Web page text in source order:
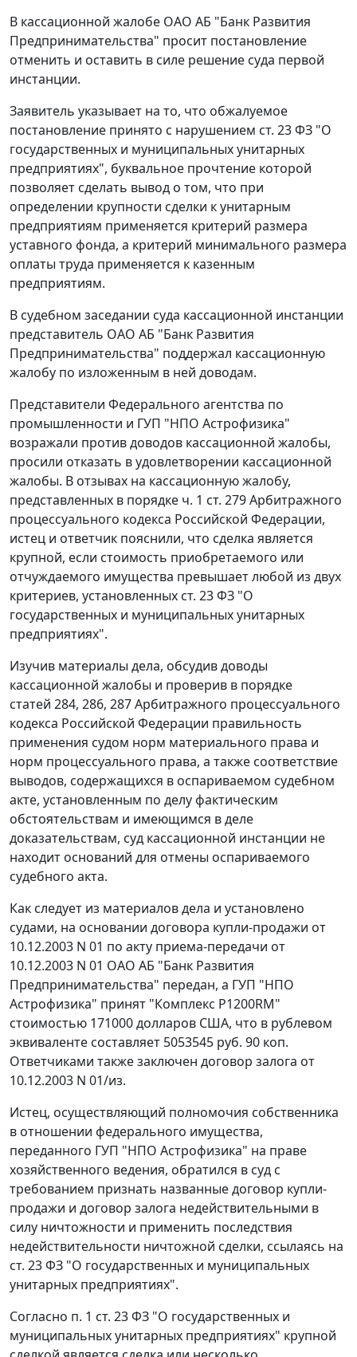
В кассационной жалобе ОАО АБ "Банк Развития
Предпринимательства" просит постановление
отменить и оставить в силе решение суда первой
инстанции.
Заявитель указывает на то, что обжалуемое
постановление принято с нарушением ст. 23ФЗ "О
государственных и муниципальных унитарных
предприятиях", буквальное прочтение которой
позволяет сделать вывод о том, что при
определении крупности сделки к унитарным
предприятиям применяется критерий размера
уставного фонда, а критерий минимального размера
оплаты труда применяется к казенным
предприятиям.
В судебном заседании суда кассационной инстанции
представитель ОАО АБ "Банк Развития
Предпринимательства" поддержал кассационную
жалобу по изложенным в ней доводам.
Представители Федерального агентства по
промышленности и ГУП "НПО Астрофизика"
возражали против доводов кассационной жалобы,
просили отказать в удовлетворении кассационной
жалобы. В отзывах на кассационную жалобу,
представленных в порядке ч. 1 ст. 279Арбитражного
процессуального кодекса Российской Федерации,
истец и ответчик пояснили, что сделка является
крупной, если стоимость приобретаемого или
отчуждаемого имущества превышает любой из двух
критериев, установленных ст. 23ФЗ "О
государственных и муниципальных унитарных
предприятиях".
Изучив материалы дела, обсудив доводы
кассационной жалобы и проверив в порядке
статей 284, 286, 287Арбитражного процессуального
кодекса Российской Федерации правильность
применения судом норм материального права и
норм процессуального права, а также соответствие
выводов, содержащихся в оспариваемом судебном
акте, установленным по делу фактическим
обстоятельствам и имеющимся в деле
доказательствам, суд кассационной инстанции не
находит оснований для отмены оспариваемого
судебного акта.
Как следует из материалов дела и установлено
судами, на основании договора купли-продажи от
10.12.2003 N 01 по акту приема-передачи от
10.12.2003 N 01 ОАО АБ "Банк Развития
Предпринимательства" передан, а ГУП "НПО
Астрофизика" принят "Комплекс P1200RM"
стоимостью 171000 долларов США, что в рублевом
эквиваленте составляет 5053545 руб. 90 коп.
Ответчиками также заключен договор залога от
10.12.2003 N 01/из.
Истец, осуществляющий полномочия собственника
в отношении федерального имущества,
переданного ГУП "НПО Астрофизика" на праве
хозяйственного ведения, обратился в суд с
требованием признать названные договор купли-
продажи и договор залога недействительными в
силу ничтожности и применить последствия
недействительности ничтожной сделки, ссылаясь на
ст. 23ФЗ "О государственных и муниципальных
унитарных предприятиях".
Согласно п. 1 ст. 23ФЗ "О государственных и
муниципальных унитарных предприятиях" крупной